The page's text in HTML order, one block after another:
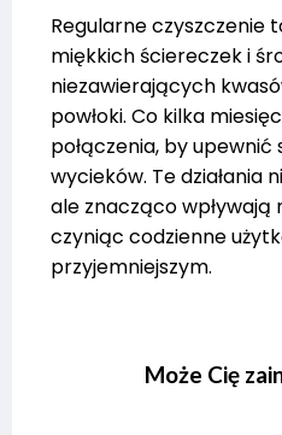
Regularne czyszczenie
miękkich ściereczek i
niezawierających
powłoki. Co kilka
połączenia, by upewnić
wycieków. Te działania
ale znacząco wpływają
czyniąc codzienne
przyjemniejszym.
Może Cię